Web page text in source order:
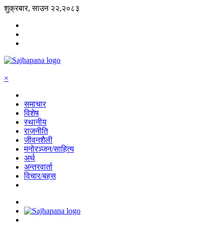
शुक्रबार, साउन २२,२०८३
×
समाचार
विशेष
स्थानीय
राजनीति
जीवनशैली
मनोरञ्जन/साहित्य
अर्थ
अन्तरवार्ता
विचार/बहस